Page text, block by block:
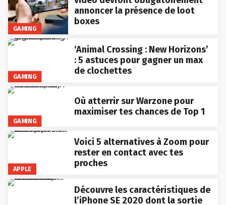
GAMING
annoncer la présence de loot
boxes
GAMING
‘Animal Crossing : New Horizons’
: 5 astuces pour gagner un max
de clochettes
GAMING
Où atterrir sur Warzone pour
maximiser tes chances de Top 1
APPLE
Voici 5 alternatives à Zoom pour
rester en contact avec tes
proches
Découvre les caractéristiques de
l’iPhone SE 2020 dont la sortie